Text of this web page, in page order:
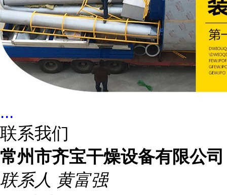
...
联系我们
常州市齐宝干燥设备有限公司
联系人 黄富强